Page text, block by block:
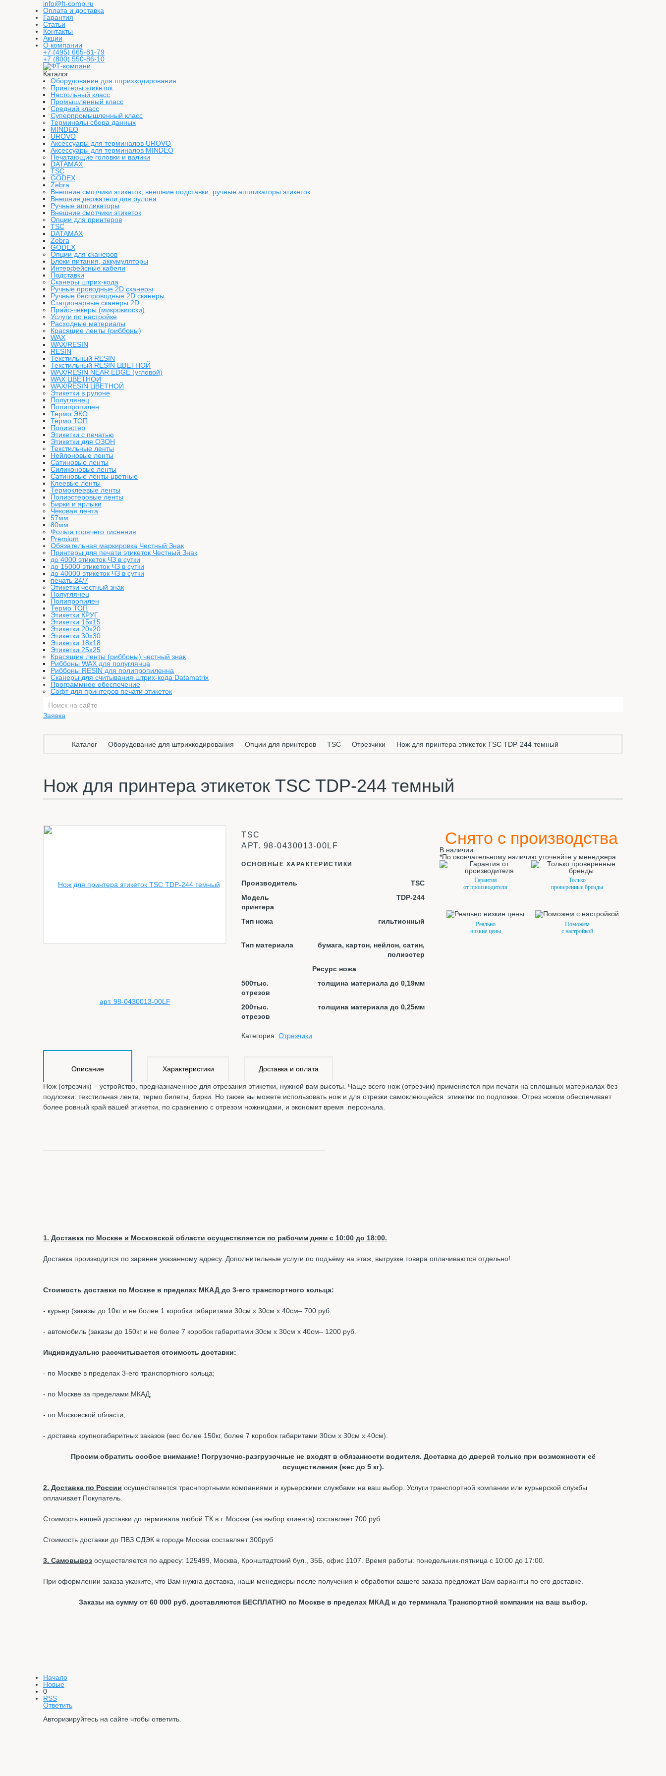
info@ft-comp.ru
Оплата и доставка
Гарантия
Статьи
Контакты
Акции
О компании
+7 (495) 665-81-79
+7 (800) 550-86-10
Каталог
Оборудование для штрихкодирования
Принтеры этикеток
Настольный класс
Промышленный класс
Средний класс
Суперпромышленный класс
Терминалы сбора данных
MINDEO
UROVO
Аксессуары для терминалов UROVO
Аксессуары для терминалов MINDEO
Печатающие головки и валики
DATAMAX
TSC
GODEX
Zebra
Внешние смотчики этикеток, внешние подставки, ручные аппликаторы этикеток
Внешние держатели для рулона
Ручные аппликаторы
Внешние смотчики этикеток
Опции для принтеров
TSC
DATAMAX
Zebra
GODEX
Опции для сканеров
Блоки питания, аккумуляторы
Интерфейсные кабели
Подставки
Сканеры штрих-кода
Ручные проводные 2D сканеры
Ручные беспроводные 2D сканеры
Стационарные сканеры 2D
Прайс-чекеры (микрокиоски)
Услуги по настройке
Расходные материалы
Красящие ленты (риббоны)
WAX
WAX/RESIN
RESIN
Текстильный RESIN
Текстильный RESIN ЦВЕТНОЙ
WAX/RESIN NEAR EDGE (угловой)
WAX ЦВЕТНОЙ
WAX/RESIN ЦВЕТНОЙ
Этикетки в рулоне
Полуглянец
Полипропилен
Термо ЭКО
Термо ТОП
Полиэстер
Этикетки с печатью
Этикетки для ОЗОН
Текстильные ленты
Нейлоновые ленты
Сатиновые ленты
Силиконовые ленты
Сатиновые ленты цветные
Клеевые ленты
Термоклеевые ленты
Полиэстеровые ленты
Бирки и ярлыки
Чековая лента
57мм
80мм
Фольга горячего тиснения
Premium
Обязательная маркировка Честный Знак
Принтеры для печати этикеток Честный Знак
до 4000 этикеток ЧЗ в сутки
до 15000 этикеток ЧЗ в сутки
до 40000 этикеток ЧЗ в сутки
печать 24/7
Этикетки честный знак
Полуглянец
Полипропилен
Термо ТОП
Этикетки КРУГ
Этикетки 15х15
Этикетки 20х20
Этикетки 30х30
Этикетки 18х18
Этикетки 25х25
Красящие ленты (риббоны) честный знак
Риббоны WAX для полуглянца
Риббоны RESIN для полипропиленна
Сканеры для считывания штрих-кода Datamatrix
Программное обеспечение
Софт для принтеров печати этикеток
Заявка
Каталог Оборудование для штрихкодирования Опции для принтеров TSC Отрезчики Нож для принтера этикеток TSC TDP-244 темный
Нож для принтера этикеток TSC TDP-244 темный
TSC
АРТ. 98-0430013-00LF
ОСНОВНЫЕ ХАРАКТЕРИСТИКИ
Производитель
TSC
Модель
принтера
TDP-244
Тип ножа гильтионный
Тип материала
бумага, картон, нейлон, сатин,
полиэстер
Ресурс ножа
500тыс.
отрезов
толщина материала до 0,19мм
200тыс.
отрезов
толщина материала до 0,25мм
Категория: Отрезчики
Снято с производства
В наличии
*По окончательному наличию уточняйте у менеджера
Гарантия
от производителя
Только
проверенные бренды
Реально
низкие цены
Поможем
с настройкой
Описание Характеристики Доставка и оплата
Нож (отрезчик) – устройство, предназначенное для отрезания этикетки, нужной вам высоты. Чаще всего нож (отрезчик) применяется при печати на сплошных материалах без
подложки: текстильная лента, термо билеты, бирки. Но также вы можете использовать нож и для отрезки самоклеющейся этикетки по подложке. Отрез ножом обеспечивает
более ровный край вашей этикетки, по сравнению с отрезом ножницами, и экономит время персонала.
1. Доставка по Москве и Московской области осуществляется по рабочим дням с 10:00 до 18:00.
Доставка производится по заранее указанному адресу. Дополнительные услуги по подъёму на этаж, выгрузке товара оплачиваются отдельно!
Стоимость доставки по Москве в пределах МКАД до 3-его транспортного кольца:
- курьер (заказы до 10кг и не более 1 коробки габаритами 30см х 30см х 40см– 700 руб.
- автомобиль (заказы до 150кг и не более 7 коробок габаритами 30см х 30см х 40см– 1200 руб.
Индивидуально рассчитывается стоимость доставки:
- по Москве в пределах 3-его транспортного кольца;
- по Москве за пределами МКАД;
- по Московской области;
- доставка крупногабаритных заказов (вес более 150кг, более 7 коробок габаритами 30см х 30см х 40см).
Просим обратить особое внимание! Погрузочно-разгрузочные не входят в обязанности водителя. Доставка до дверей только при возможности её
осуществления (вес до 5 кг).
2. Доставка по России осуществляется траснпортными компаниями и курьерскими службами на ваш выбор. Услуги транспортной компании или курьерской службы
оплачивает Покупатель.
Стоимость нашей доставки до терминала любой ТК в г. Москва (на выбор клиента) составляет 700 руб.
Стоимость доставки до ПВЗ СДЭК в городе Москва составляет 300руб
3. Самовывоз осуществляется по адресу: 125499, Москва, Кронштадтский бул., 35Б, офис 1107. Время работы: понедельник-пятница с 10:00 до 17:00.
При оформлении заказа укажите, что Вам нужна доставка, наши менеджеры после получения и обработки вашего заказа предложат Вам варианты по его доставке.
Заказы на сумму от 60 000 руб. доставляются БЕСПЛАТНО по Москве в пределах МКАД и до терминала Транспортной компании на ваш выбор.
Начало
Новые
0
RSS
Ответить
Авторизируйтесь на сайте чтобы ответить.